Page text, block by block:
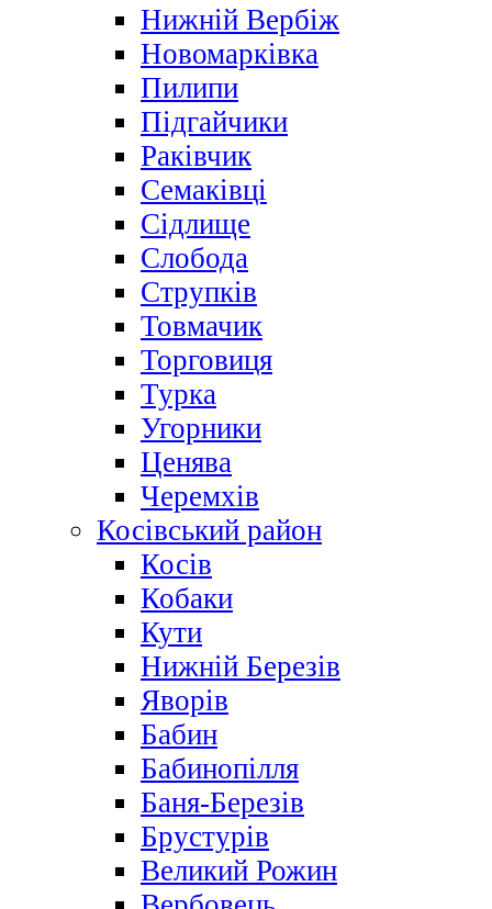
Нижній Вербіж
Новомарківка
Пилипи
Підгайчики
Раківчик
Семаківці
Сідлище
Слобода
Струпків
Товмачик
Торговиця
Турка
Угорники
Ценява
Черемхів
Косівський район
Косів
Кобаки
Кути
Нижній Березів
Яворів
Бабин
Бабинопілля
Баня-Березів
Брустурів
Великий Рожин